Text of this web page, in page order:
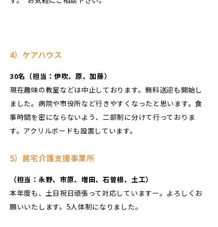
4）ケアハウス
30名（担当：伊吹、原、加藤）
現在趣味の教室などは中止しております。無料送迎も開始し
ました。病院や市役所など行きやすくなったと思います。食
事時間を密にならないよう、二部制に分けて行っておりま
す。アクリルボードも設置しています。
5）居宅介護支援事業所
（担当：永野、市原、増田、石曽根、土工）
本年度も、土日祝日頑張って対応していますー。よろしくお
願いいたします。5人体制になりました。